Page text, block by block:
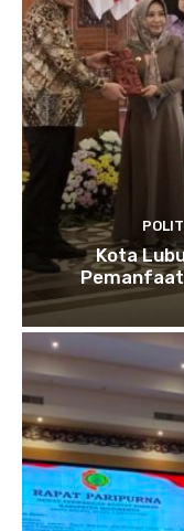
Kota